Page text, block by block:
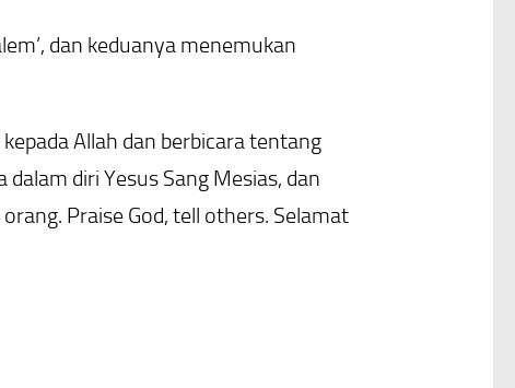
dan keduanya menemukan
Allah dan berbicara tentang
dalam diri Yesus Sang Mesias, dan
Praise God, tell others. Selamat